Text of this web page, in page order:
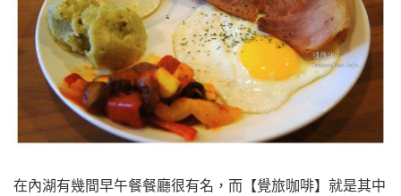
在內湖有幾間早午餐餐廳很有名，而【覺旅咖啡】就是其中